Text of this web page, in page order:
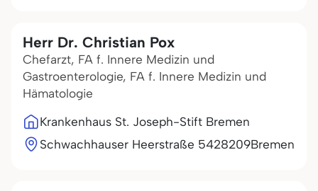
Herr Dr. Christian Pox
Chefarzt, FA f. Innere Medizin und
Gastroenterologie, FA f. Innere Medizin und
Hämatologie
Krankenhaus St. Joseph-Stift Bremen
Schwachhauser Heerstraße 5428209Bremen